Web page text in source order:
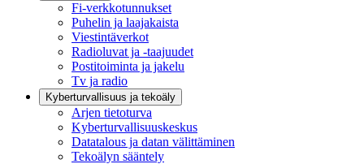
Fi-verkkotunnukset
Puhelin ja laajakaista
Viestintäverkot
Radioluvat ja -taajuudet
Postitoiminta ja jakelu
Tv ja radio
Kyberturvallisuus ja tekoäly
Arjen tietoturva
Kyberturvallisuuskeskus
Datatalous ja datan välittäminen
Tekoälyn sääntely